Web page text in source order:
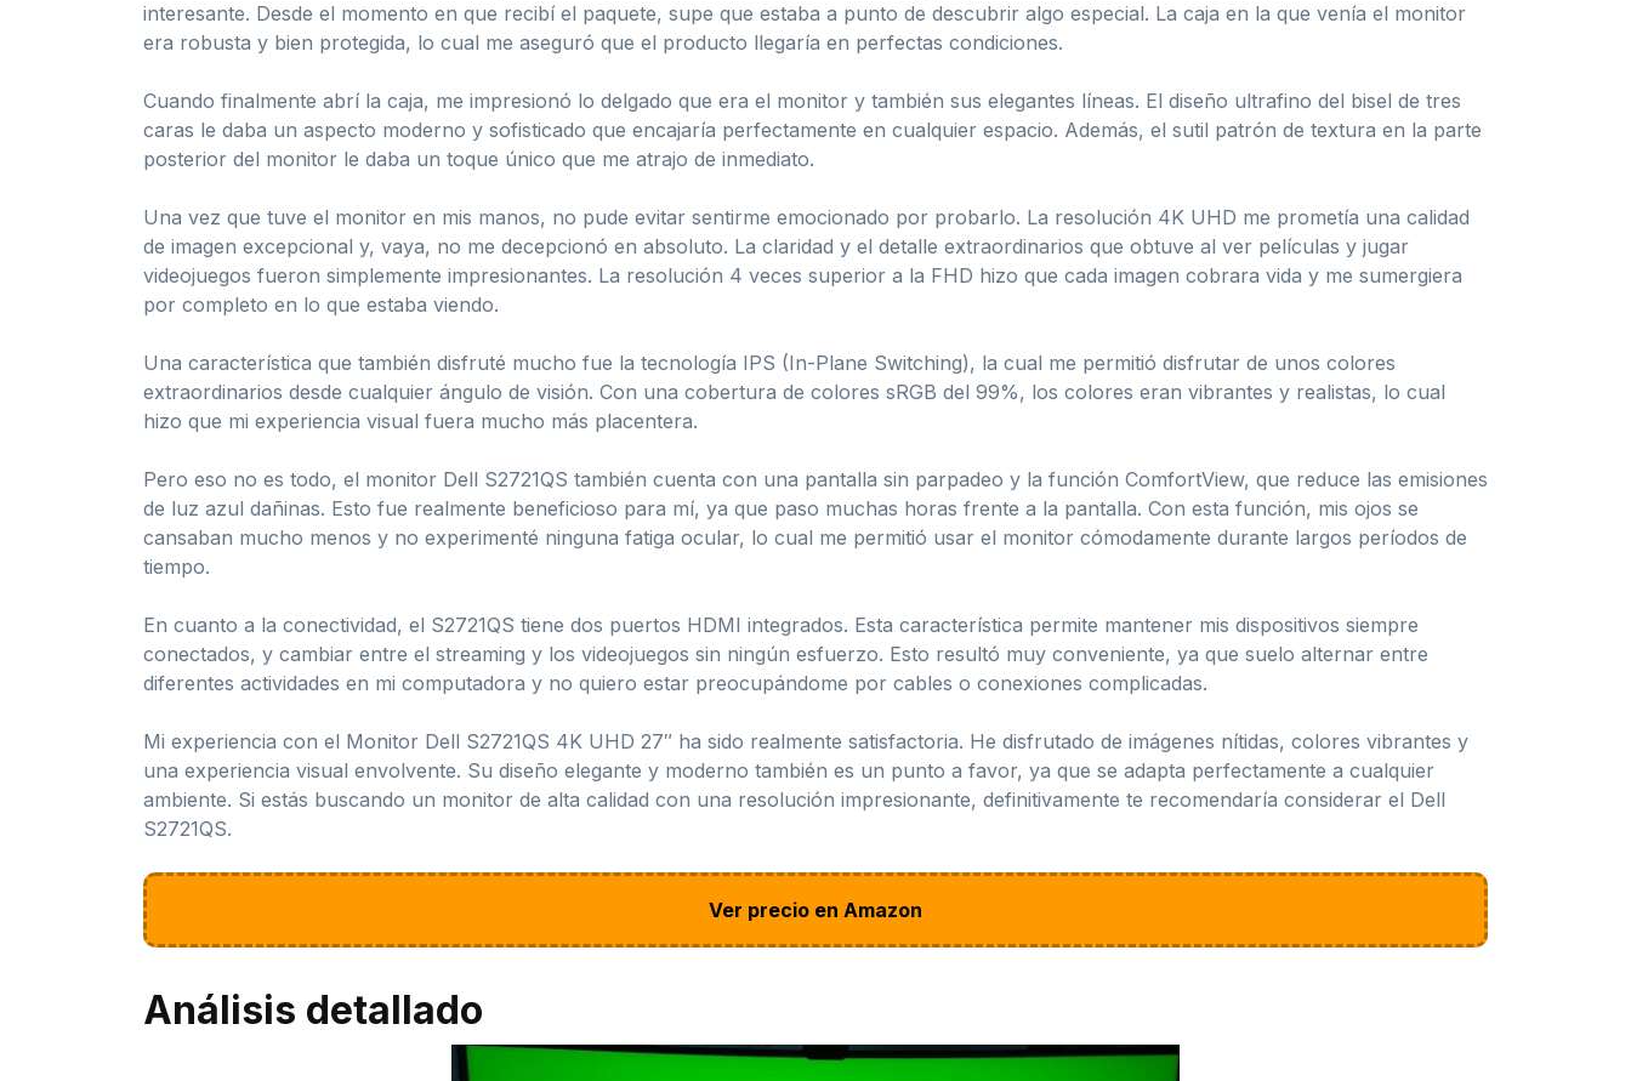
interesante. Desde el momento en que recibí el paquete, supe que estaba a punto de descubrir algo especial. La caja en la que venía el monitor
era robusta y bien protegida, lo cual me aseguró que el producto llegaría en perfectas condiciones.
Cuando finalmente abrí la caja, me impresionó lo delgado que era el monitor y también sus elegantes líneas. El diseño ultrafino del bisel de tres
caras le daba un aspecto moderno y sofisticado que encajaría perfectamente en cualquier espacio. Además, el sutil patrón de textura en la parte
posterior del monitor le daba un toque único que me atrajo de inmediato.
Una vez que tuve el monitor en mis manos, no pude evitar sentirme emocionado por probarlo. La resolución 4K UHD me prometía una calidad
de imagen excepcional y, vaya, no me decepcionó en absoluto. La claridad y el detalle extraordinarios que obtuve al ver películas y jugar
videojuegos fueron simplemente impresionantes. La resolución 4 veces superior a la FHD hizo que cada imagen cobrara vida y me sumergiera
por completo en lo que estaba viendo.
Una característica que también disfruté mucho fue la tecnología IPS (In-Plane Switching), la cual me permitió disfrutar de unos colores
extraordinarios desde cualquier ángulo de visión. Con una cobertura de colores sRGB del 99%, los colores eran vibrantes y realistas, lo cual
hizo que mi experiencia visual fuera mucho más placentera.
Pero eso no es todo, el monitor Dell S2721QS también cuenta con una pantalla sin parpadeo y la función ComfortView, que reduce las emisiones
de luz azul dañinas. Esto fue realmente beneficioso para mí, ya que paso muchas horas frente a la pantalla. Con esta función, mis ojos se
cansaban mucho menos y no experimenté ninguna fatiga ocular, lo cual me permitió usar el monitor cómodamente durante largos períodos de
tiempo.
En cuanto a la conectividad, el S2721QS tiene dos puertos HDMI integrados. Esta característica permite mantener mis dispositivos siempre
conectados, y cambiar entre el streaming y los videojuegos sin ningún esfuerzo. Esto resultó muy conveniente, ya que suelo alternar entre
diferentes actividades en mi computadora y no quiero estar preocupándome por cables o conexiones complicadas.
Mi experiencia con el Monitor Dell S2721QS 4K UHD 27″ ha sido realmente satisfactoria. He disfrutado de imágenes nítidas, colores vibrantes y
una experiencia visual envolvente. Su diseño elegante y moderno también es un punto a favor, ya que se adapta perfectamente a cualquier
ambiente. Si estás buscando un monitor de alta calidad con una resolución impresionante, definitivamente te recomendaría considerar el Dell
S2721QS.
Ver precio en Amazon
Análisis detallado